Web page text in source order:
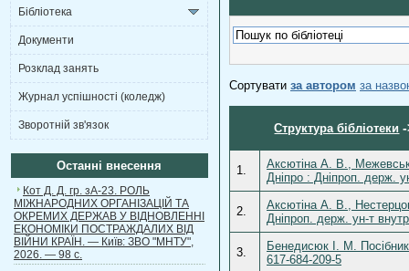
Бібліотека
Документи
Розклад занять
Журнал успішності (коледж)
Зворотній зв'язок
Останні внесення
Кот Д. Д. гр. зА-23. РОЛЬ
МІЖНАРОДНИХ ОРГАНІЗАЦІЙ ТА
ОКРЕМИХ ДЕРЖАВ У ВІДНОВЛЕННІ
ЕКОНОМІКИ ПОСТРАЖДАЛИХ ВІД
ВІЙНИ КРАЇН. — Київ: ЗВО "МНТУ",
2026. — 98 с.
Сортувати за автором за
Структура бібліотеки
1.
Аксютіна А. В.,
Дніпро : Дніпроп. держ.
2.
Аксютіна А. В.,
Дніпроп. держ. ун-т
3.
Бенедисюк І. М.
617-684-209-5